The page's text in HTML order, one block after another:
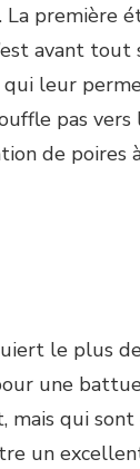
La première
avant tout
qui leur
pas vers
de poires
le plus
une
mais qui
un